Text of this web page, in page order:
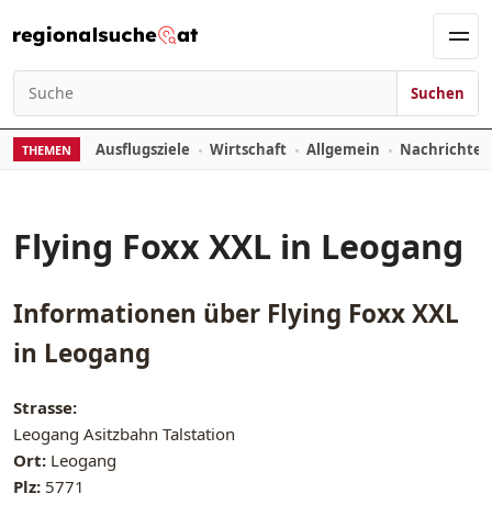
Suchen nach:
Suchen
THEMEN Ausflugsziele Wirtschaft Allgemein
Flying Foxx XXL in Leogang
Informationen über Flying Foxx XXL
in Leogang
Strasse:
Leogang Asitzbahn Talstation
Ort: Leogang
Plz: 5771